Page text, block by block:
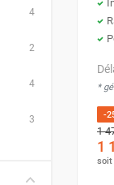
sur
et
4
2
4
3
*
-
1
1
soit